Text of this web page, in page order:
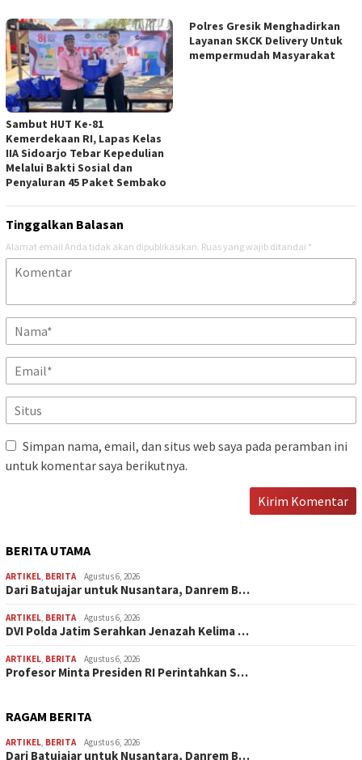
Sambut HUT Ke-81
Kemerdekaan RI, Lapas Kelas
IIA Sidoarjo Tebar Kepedulian
Melalui Bakti Sosial dan
Penyaluran 45 Paket Sembako
Polres Gresik Menghadirkan
Layanan SKCK Delivery Untuk
mempermudah Masyarakat
Tinggalkan Balasan
Alamat email Anda tidak akan dipublikasikan. Ruas yang wajib ditandai *
Simpan nama, email, dan situs web saya pada peramban ini
untuk komentar saya berikutnya.
BERITA UTAMA
ARTIKEL, BERITA Agustus 6, 2026
Dari Batujajar untuk Nusantara, Danrem B…
ARTIKEL, BERITA Agustus 6, 2026
DVI Polda Jatim Serahkan Jenazah Kelima …
ARTIKEL, BERITA Agustus 6, 2026
Profesor Minta Presiden RI Perintahkan S…
RAGAM BERITA
ARTIKEL, BERITA Agustus 6, 2026
Dari Batujajar untuk Nusantara, Danrem B…